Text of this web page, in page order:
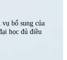
bổ sung của
học đủ điều